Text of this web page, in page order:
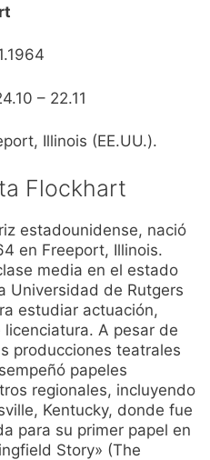
– 22.11
Illinois (EE.UU.).
Flockhart
estadounidense, nació
en Freeport, Illinois.
media en el estado
Universidad de Rutgers
estudiar actuación,
A pesar de
producciones teatrales
papeles
regionales, incluyendo
Kentucky, donde fue
para su primer papel en
Story» (The